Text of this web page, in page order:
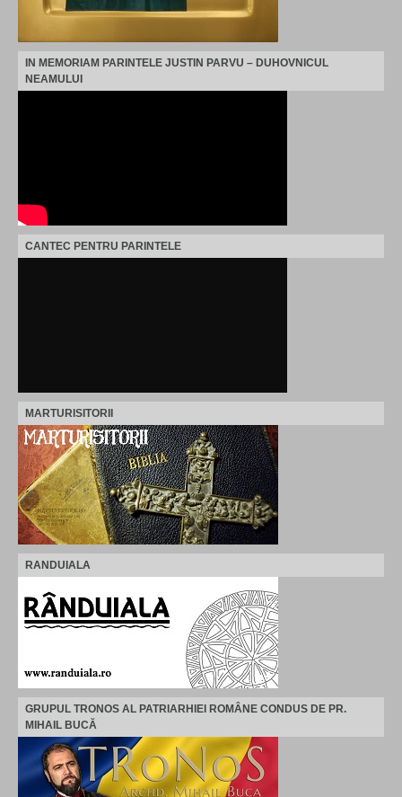
IN MEMORIAM PARINTELE JUSTIN PARVU – DUHOVNICUL
NEAMULUI
CANTEC PENTRU PARINTELE
MARTURISITORII
RANDUIALA
GRUPUL TRONOS AL PATRIARHIEI ROMÂNE CONDUS DE PR.
MIHAIL BUCĂ